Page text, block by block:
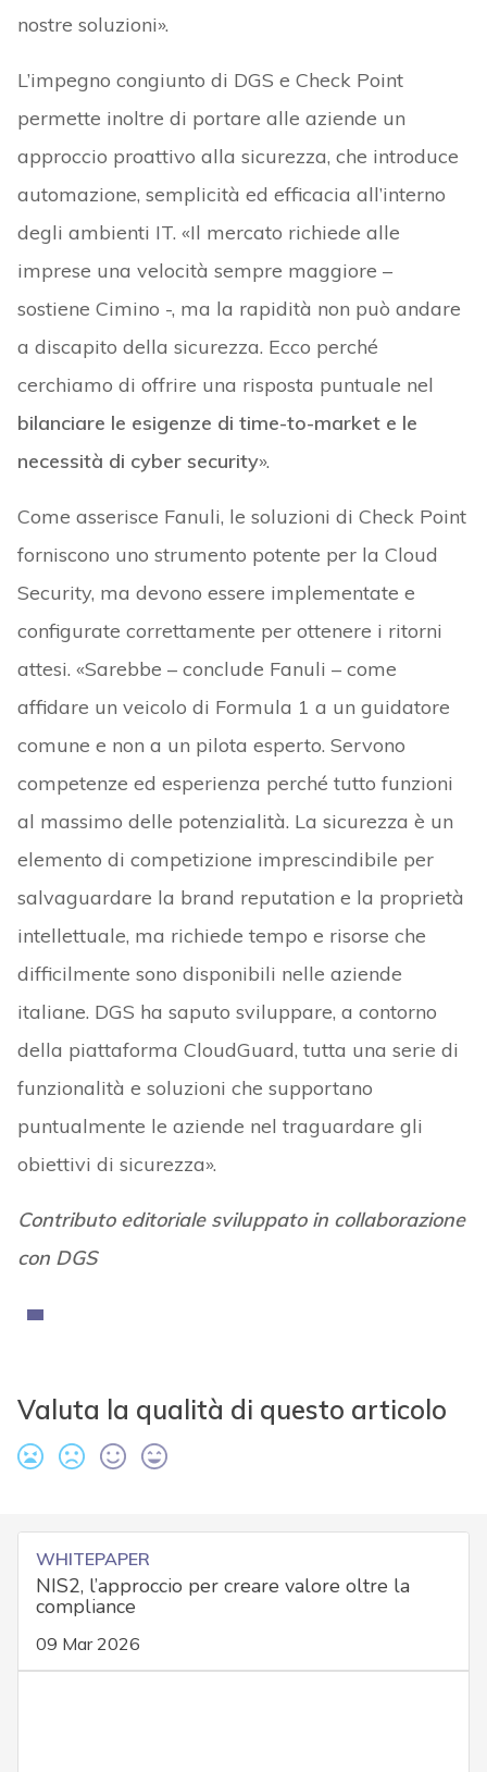
nostre soluzioni».
L’impegno congiunto di DGS e Check Point
permette inoltre di portare alle aziende un
approccio proattivo alla sicurezza, che introduce
automazione, semplicità ed efficacia all’interno
degli ambienti IT. «Il mercato richiede alle
imprese una velocità sempre maggiore –
sostiene Cimino -, ma la rapidità non può andare
a discapito della sicurezza. Ecco perché
cerchiamo di offrire una risposta puntuale nel
bilanciare le esigenze di time-to-market e le
necessità di cyber security».
Come asserisce Fanuli, le soluzioni di Check Point
forniscono uno strumento potente per la Cloud
Security, ma devono essere implementate e
configurate correttamente per ottenere i ritorni
attesi. «Sarebbe – conclude Fanuli – come
affidare un veicolo di Formula 1 a un guidatore
comune e non a un pilota esperto. Servono
competenze ed esperienza perché tutto funzioni
al massimo delle potenzialità. La sicurezza è un
elemento di competizione imprescindibile per
salvaguardare la brand reputation e la proprietà
intellettuale, ma richiede tempo e risorse che
difficilmente sono disponibili nelle aziende
italiane. DGS ha saputo sviluppare, a contorno
della piattaforma CloudGuard, tutta una serie di
funzionalità e soluzioni che supportano
puntualmente le aziende nel traguardare gli
obiettivi di sicurezza».
Contributo editoriale sviluppato in collaborazione
con DGS
Valuta la qualità di questo articolo
WHITEPAPER
NIS2, l’approccio per creare valore oltre la
compliance
09 Mar 2026